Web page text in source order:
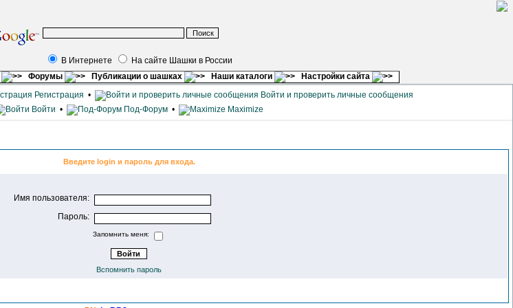
В Интернете
На сайте Шашки в России
Форумы Публикации о шашках Наши каталоги Настройки сайта
Регистрация •
Войти и проверить личные сообщения
Войти • Под-Форум • Maximize
Введите login и пароль для входа.
Имя пользователя:
Пароль:
Запомнить меня:
Вспомнить пароль